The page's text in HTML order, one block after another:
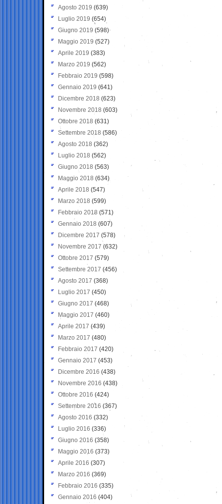
Agosto 2019 (639)
Luglio 2019 (654)
Giugno 2019 (598)
Maggio 2019 (527)
Aprile 2019 (383)
Marzo 2019 (562)
Febbraio 2019 (598)
Gennaio 2019 (641)
Dicembre 2018 (623)
Novembre 2018 (603)
Ottobre 2018 (631)
Settembre 2018 (586)
Agosto 2018 (362)
Luglio 2018 (562)
Giugno 2018 (563)
Maggio 2018 (634)
Aprile 2018 (547)
Marzo 2018 (599)
Febbraio 2018 (571)
Gennaio 2018 (607)
Dicembre 2017 (578)
Novembre 2017 (632)
Ottobre 2017 (579)
Settembre 2017 (456)
Agosto 2017 (368)
Luglio 2017 (450)
Giugno 2017 (468)
Maggio 2017 (460)
Aprile 2017 (439)
Marzo 2017 (480)
Febbraio 2017 (420)
Gennaio 2017 (453)
Dicembre 2016 (438)
Novembre 2016 (438)
Ottobre 2016 (424)
Settembre 2016 (367)
Agosto 2016 (332)
Luglio 2016 (336)
Giugno 2016 (358)
Maggio 2016 (373)
Aprile 2016 (307)
Marzo 2016 (369)
Febbraio 2016 (335)
Gennaio 2016 (404)